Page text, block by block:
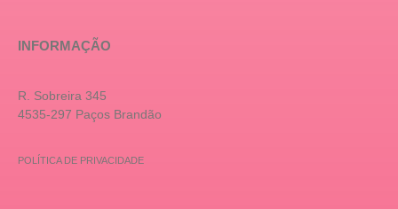
INFORMAÇÃO
R. Sobreira 345
4535-297 Paços Brandão
POLÍTICA DE PRIVACIDADE